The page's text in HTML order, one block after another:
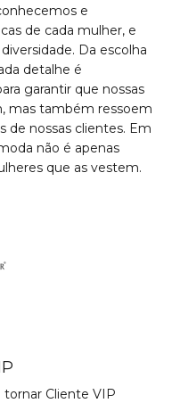
e
de cada mulher, e
Da escolha
detalhe é
garantir que nossas
mas também ressoem
de nossas clientes. Em
não é apenas
que as vestem.
tornar Cliente VIP